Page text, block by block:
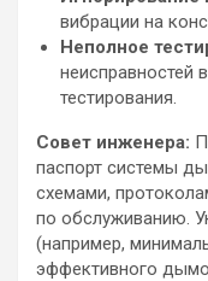
вибрации на
Неполное
неисправностей
тестирования.
Совет инженера:
паспорт системы
схемами,
по обслуживанию.
(например,
эффективного